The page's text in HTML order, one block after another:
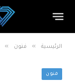
الرئيسية » فنون »
فنون